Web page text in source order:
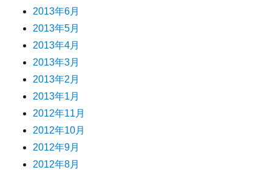
2013年6月
2013年5月
2013年4月
2013年3月
2013年2月
2013年1月
2012年11月
2012年10月
2012年9月
2012年8月